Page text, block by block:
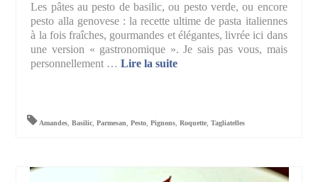
Les pâtes au pesto de basilic, ou pesto verde, ou encore
pesto alla genovese : la recette ultime de pasta italiennes
à la fois fraîches, gourmandes et élégantes, livrée ici dans
une version « gastronomique ». Je sais pas vous, mais
personnellement …Lire la suite­­
Amandes,Basilic,Parmesan,Pesto,Pignons,Roquette,Tagliatelles